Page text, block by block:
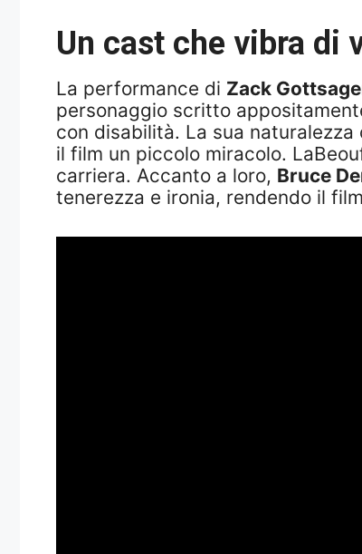
Un cast che vibra di
La performance di Zack
personaggio scritto
con disabilità. La sua
il film un piccolo miracolo.
carriera. Accanto a loro, Bruce
tenerezza e ironia, rendendo il